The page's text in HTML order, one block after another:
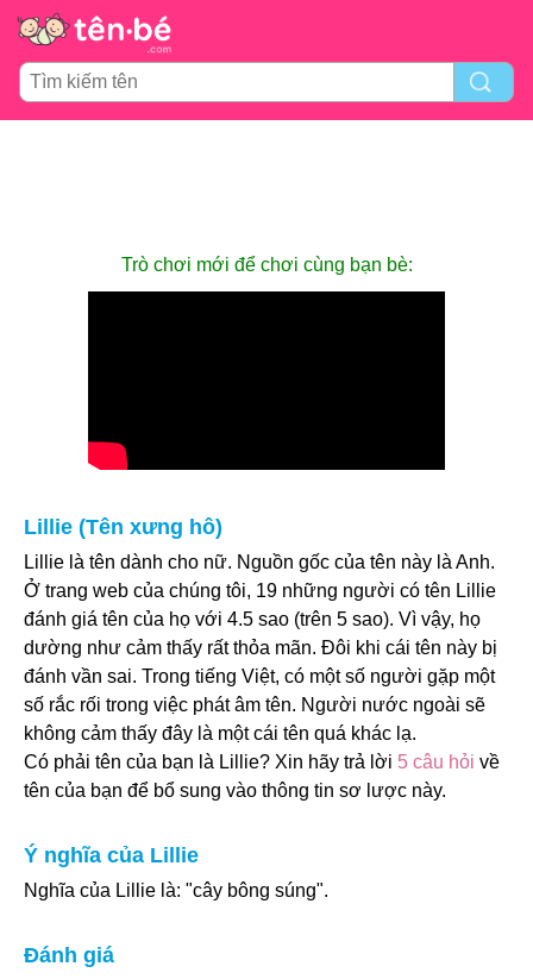
Trò chơi mới để chơi cùng bạn bè:
Lillie (Tên xưng hô)
Lillie là tên dành cho nữ. Nguồn gốc của tên này là Anh.
Ở trang web của chúng tôi, 19 những người có tên Lillie
đánh giá tên của họ với 4.5 sao (trên 5 sao). Vì vậy, họ
dường như cảm thấy rất thỏa mãn. Đôi khi cái tên này bị
đánh vần sai. Trong tiếng Việt, có một số người gặp một
số rắc rối trong việc phát âm tên. Người nước ngoài sẽ
không cảm thấy đây là một cái tên quá khác lạ.
Có phải tên của bạn là Lillie? Xin hãy trả lời 5 câu hỏi về
tên của bạn để bổ sung vào thông tin sơ lược này.
Ý nghĩa của Lillie
Nghĩa của Lillie là: "cây bông súng".
Đánh giá